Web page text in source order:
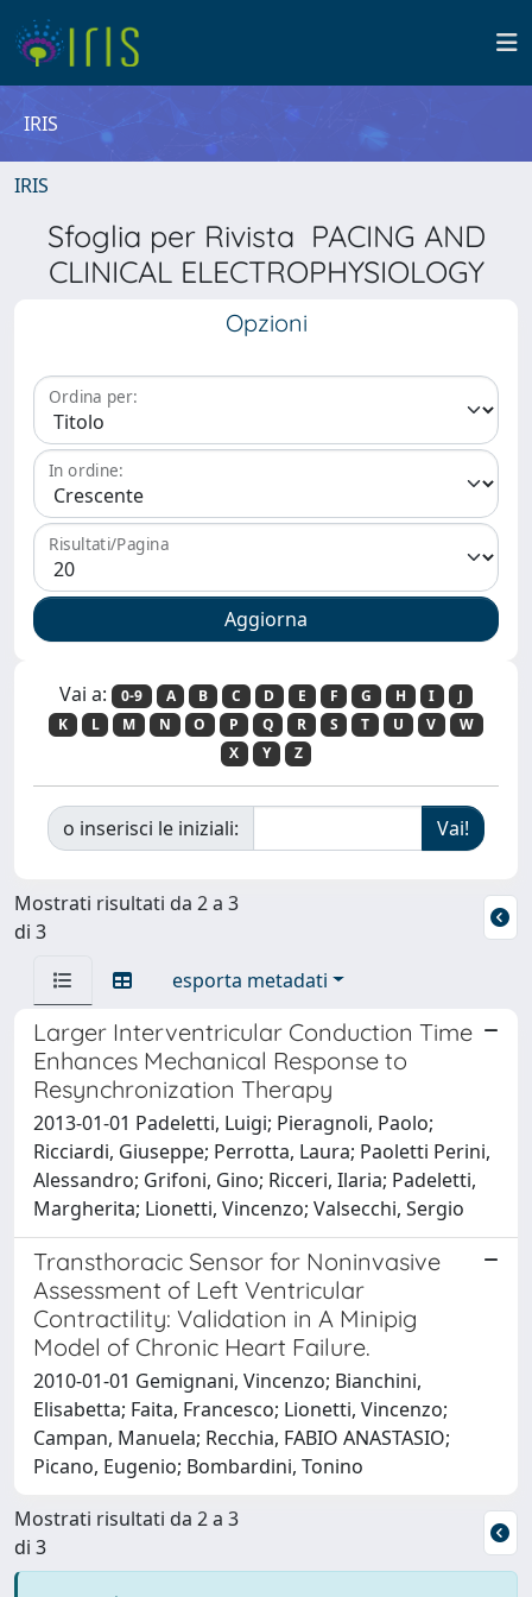
IRIS
IRIS
Sfoglia per Rivista PACING AND
CLINICAL ELECTROPHYSIOLOGY
Opzioni
Ordina per:
In ordine:
Risultati/Pagina
Vai a: 0-9 A B C D E F G H I
J
K
L M N O P Q R S T U V
W
X
Y Z
o inserisci le iniziali:
Mostrati risultati da 2 a 3
di 3
esporta metadati
Larger Interventricular Conduction Time
Enhances Mechanical Response to
Resynchronization Therapy
2013-01-01 Padeletti, Luigi; Pieragnoli, Paolo;
Ricciardi, Giuseppe; Perrotta, Laura; Paoletti Perini,
Alessandro; Grifoni, Gino; Ricceri, Ilaria; Padeletti,
Margherita; Lionetti, Vincenzo; Valsecchi, Sergio
Transthoracic Sensor for Noninvasive
Assessment of Left Ventricular
Contractility: Validation in A Minipig
Model of Chronic Heart Failure.
2010-01-01 Gemignani, Vincenzo; Bianchini,
Elisabetta; Faita, Francesco; Lionetti, Vincenzo;
Campan, Manuela; Recchia, FABIO ANASTASIO;
Picano, Eugenio; Bombardini, Tonino
Mostrati risultati da 2 a 3
di 3